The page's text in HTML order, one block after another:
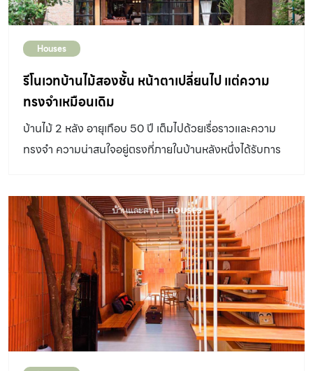
อดีตคือเรือนแพในแม่น้ำยม […]
Houses
รีโนเวทบ้านไม้สองชั้น หน้าตาเปลี่ยนไป แต่ความ
ทรงจำเหมือนเดิม
บ้านไม้ 2 หลัง อายุเกือบ 50 ปี เต็มไปด้วยเรื่อราวและความ
ทรงจำ ความน่าสนใจอยู่ตรงที่ภายในบ้านหลังหนึ่งได้รับการ
บ้านอีกหลังซึ่งยังคงรูปแบบเดิม